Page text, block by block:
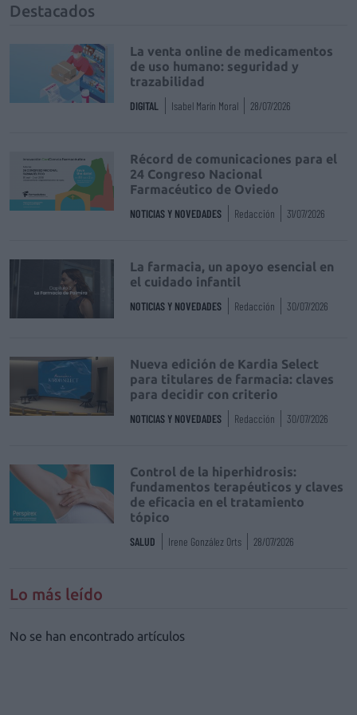
Destacados
La venta online de medicamentos
de uso humano: seguridad y
trazabilidad
DIGITAL Isabel Marín Moral 28/07/2026
Récord de comunicaciones para el
24 Congreso Nacional
Farmacéutico de Oviedo
NOTICIAS Y NOVEDADES Redacción 31/07/2026
La farmacia, un apoyo esencial en
el cuidado infantil
NOTICIAS Y NOVEDADES Redacción 30/07/2026
Nueva edición de Kardia Select
para titulares de farmacia: claves
para decidir con criterio
NOTICIAS Y NOVEDADES Redacción 30/07/2026
Control de la hiperhidrosis:
fundamentos terapéuticos y claves
de eficacia en el tratamiento
tópico
SALUD Irene González Orts 28/07/2026
Lo más leído
No se han encontrado artículos